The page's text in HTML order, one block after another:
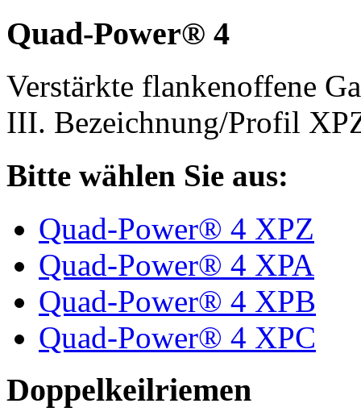
Quad-Power® 4
Verstärkte flankenoffene
III. Bezeichnung/Profil
Bitte wählen Sie aus:
Quad-Power® 4 XPZ
Quad-Power® 4 XPA
Quad-Power® 4 XPB
Quad-Power® 4 XPC
Doppelkeilriemen